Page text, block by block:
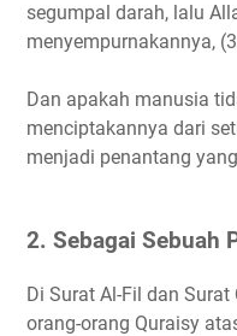
segumpal darah, lalu
menyempurnakannya,
Dan apakah manusia
menciptakannya dari
menjadi penantang
2. Sebagai Sebuah
Di Surat Al-Fil dan
orang-orang Quraisy